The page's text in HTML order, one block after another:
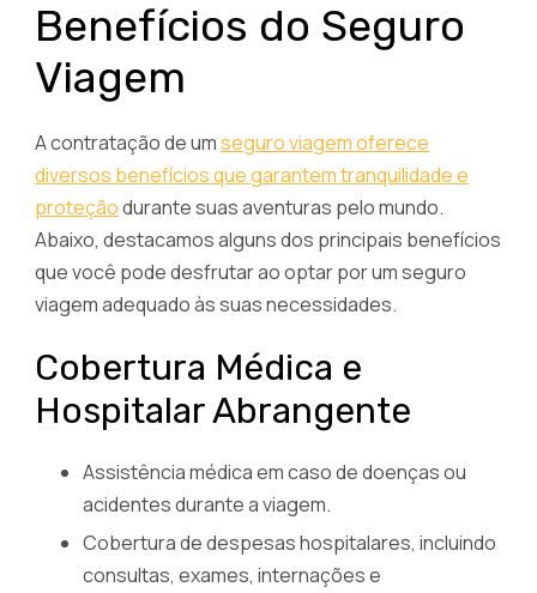
Benefícios do Seguro
Viagem
A contratação de umseguro viagem oferece
diversos benefícios que garantem tranquilidade e
proteçãodurante suas aventuras pelo mundo.
Abaixo, destacamos alguns dos principais benefícios
que você pode desfrutar ao optar por um seguro
viagem adequado às suas necessidades.
Cobertura Médica e
Hospitalar Abrangente
Assistência médica em caso de doenças ou
acidentes durante a viagem.
Cobertura de despesas hospitalares, incluindo
consultas, exames, internações e